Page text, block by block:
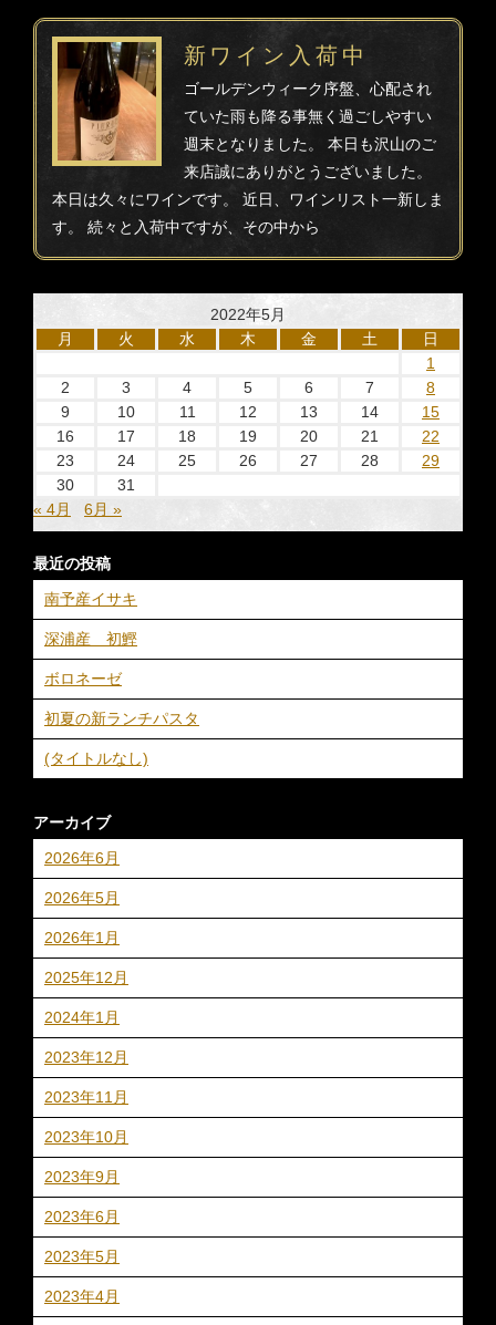
新ワイン入荷中
ゴールデンウィーク序盤、心配され
ていた雨も降る事無く過ごしやすい
週末となりました。 本日も沢山のご
来店誠にありがとうございました。
本日は久々にワインです。 近日、ワインリスト一新しま
す。 続々と入荷中ですが、その中から
2022年5月
月
火 水 木 金 土
日
1
2
3 4 5 6 7
8
9
10 11 12 13 14
15
16
17 18 19 20 21
22
23
24 25 26 27 28
29
30
31
« 4月
6月 »
最近の投稿
南予産イサキ
深浦産 初鰹
ボロネーゼ
初夏の新ランチパスタ
(タイトルなし)
アーカイブ
2026年6月
2026年5月
2026年1月
2025年12月
2024年1月
2023年12月
2023年11月
2023年10月
2023年9月
2023年6月
2023年5月
2023年4月